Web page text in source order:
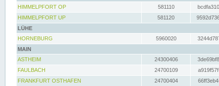
HIMMELPFORT OP
581110
HIMMELPFORT UP
581120
LÜHE
HORNEBURG
5960020
MAIN
ASTHEIM
24300406
FAULBACH
24700109
FRANKFURT OSTHAFEN
24700404